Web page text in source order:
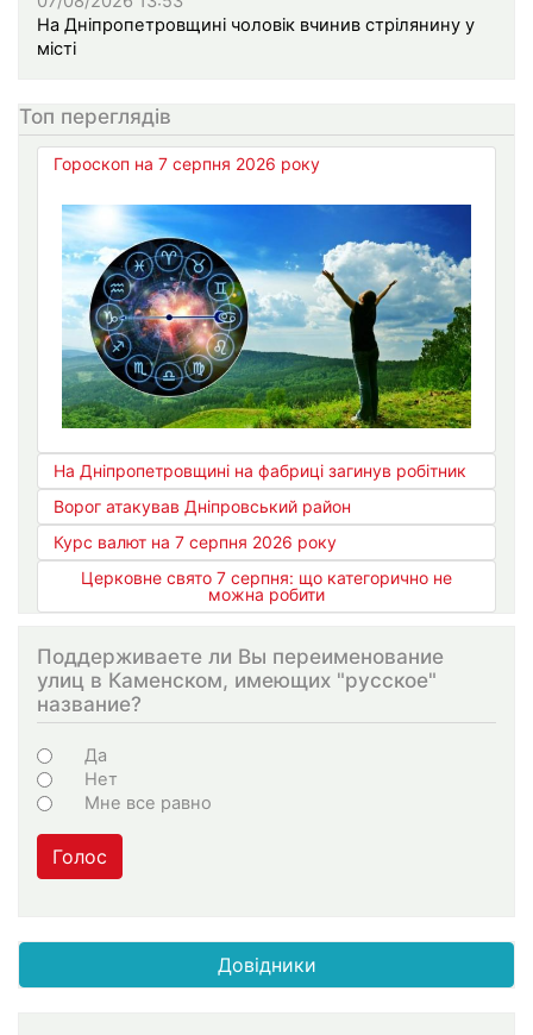
На Дніпропетровщині чоловік вчинив стрілянину у
місті
Топ переглядів
Гороскоп на 7 серпня 2026 року
На Дніпропетровщині на фабриці загинув робітник
Ворог атакував Дніпровський район
Курс валют на 7 серпня 2026 року
Церковне свято 7 серпня: що категорично не
можна робити
Поддерживаете ли Вы переименование
улиц в Каменском, имеющих "русское"
название?
Варіанти
Да
Нет
Мне все равно
Голос
Довідники